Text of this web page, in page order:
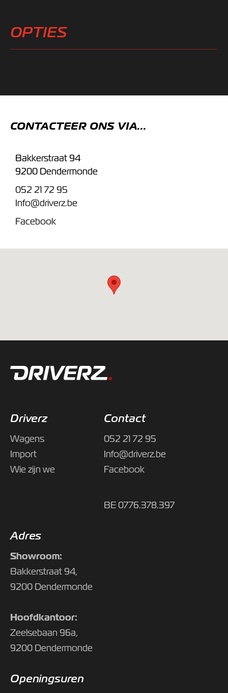
OPTIES
CONTACTEER ONS VIA...
Bakkerstraat 94
9200 Dendermonde
052 21 72 95
Info@driverz.be
Facebook
Driverz
Wagens
Import
Wie zijn we
Contact
052 21 72 95
Info@driverz.be
Facebook
BE 0776.378.397
Adres
Showroom:
Bakkerstraat 94,
9200 Dendermonde
Hoofdkantoor:
Zeelsebaan 96a,
9200 Dendermonde
Openingsuren